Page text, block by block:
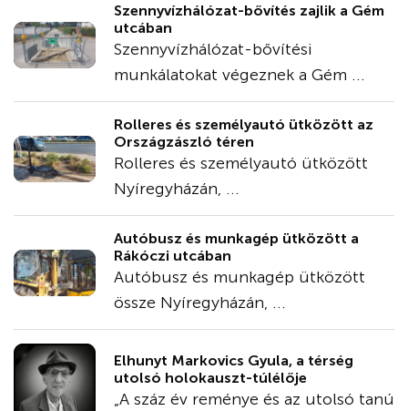
Szennyvízhálózat-bővítés zajlik a Gém
utcában
Szennyvízhálózat-bővítési
munkálatokat végeznek a Gém ...
Rolleres és személyautó ütközött az
Országzászló téren
Rolleres és személyautó ütközött
Nyíregyházán, ...
Autóbusz és munkagép ütközött a
Rákóczi utcában
Autóbusz és munkagép ütközött
össze Nyíregyházán, ...
Elhunyt Markovics Gyula, a térség
utolsó holokauszt-túlélője
„A száz év reménye és az utolsó tanú